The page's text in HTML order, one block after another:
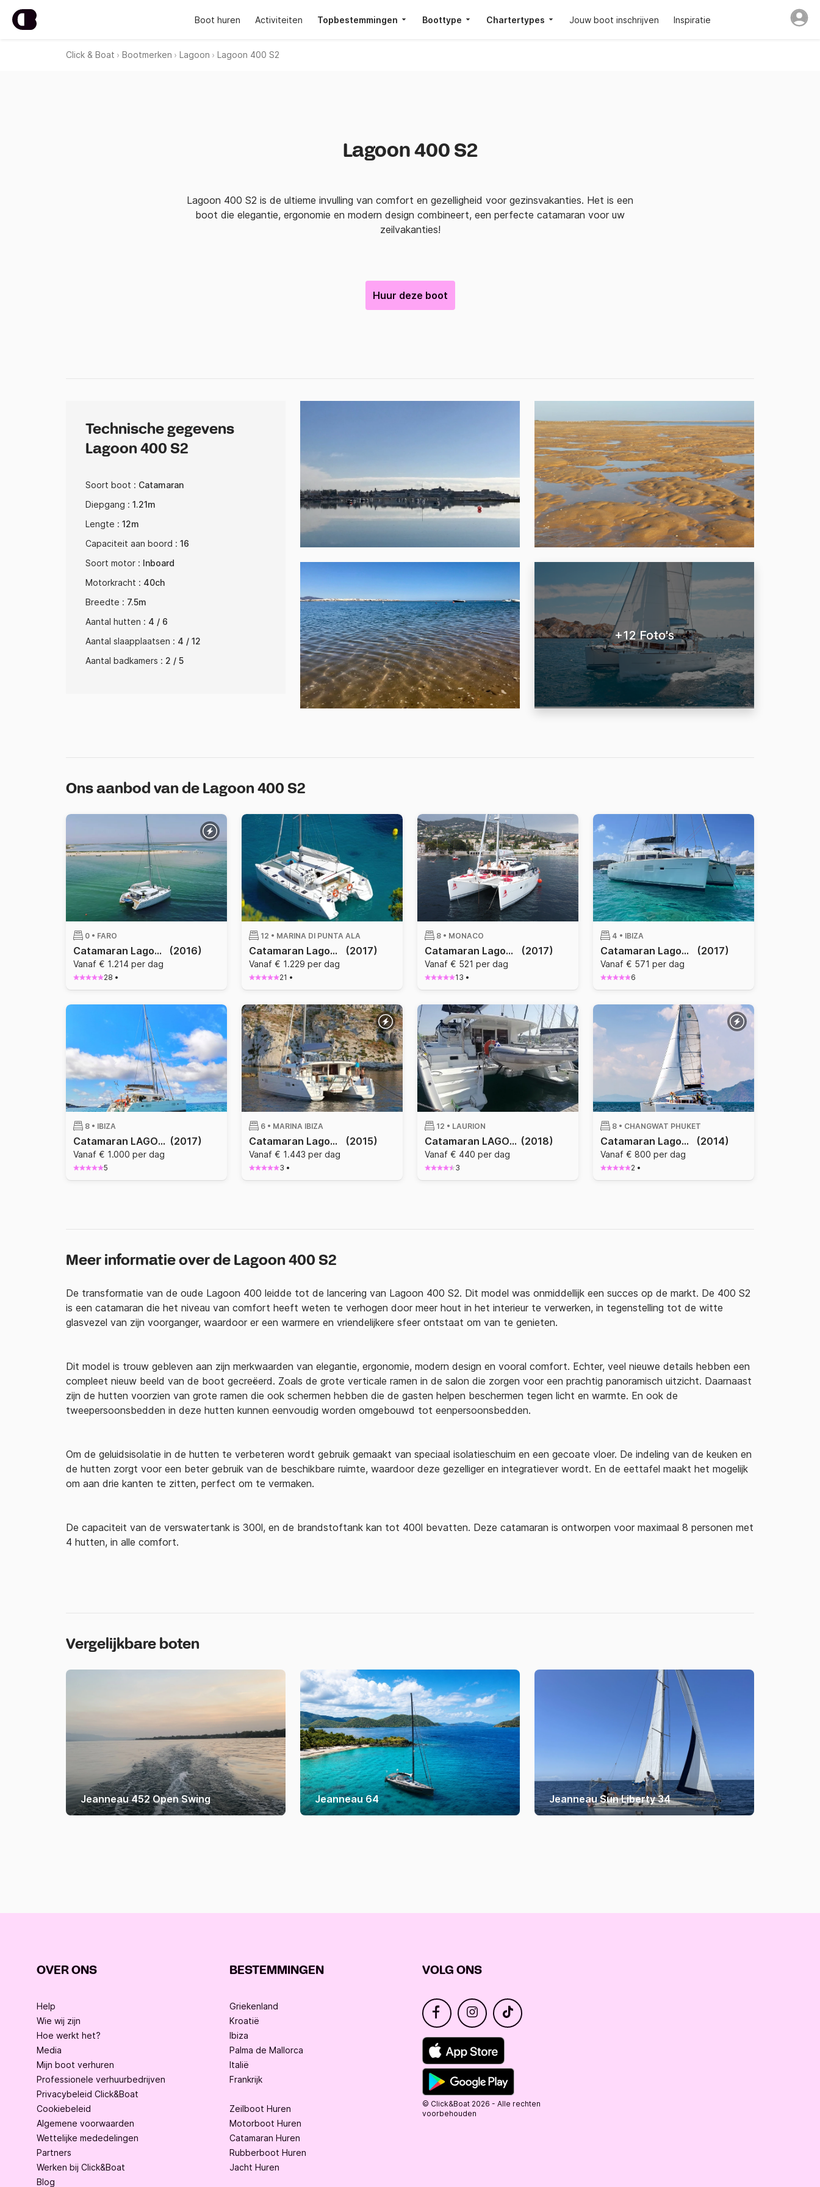
Boot huren Activiteiten Topbestemmingen Boottype Chartertypes Jouw boot inschrijven Inspiratie
Click & Boat Bootmerken Lagoon Lagoon 400 S2
Lagoon 400 S2
Lagoon 400 S2 is de ultieme invulling van comfort en gezelligheid voor gezinsvakanties. Het is een
boot die elegantie, ergonomie en modern design combineert, een perfecte catamaran voor uw
zeilvakanties!
Huur deze boot
Technische gegevens
Lagoon 400 S2
Soort boot : Catamaran
Diepgang : 1.21m
Lengte : 12m
Capaciteit aan boord : 16
Soort motor : Inboard
Motorkracht : 40ch
Breedte : 7.5m
Aantal hutten : 4 / 6
Aantal slaapplaatsen : 4 / 12
Aantal badkamers : 2 / 5
+12 Foto's
Ons aanbod van de Lagoon 400 S2
0 • FARO
Catamaran Lagoon 400 S2 12m (2016)
Vanaf € 1.214 per dag
28 •
12 • MARINA DI PUNTA ALA
Catamaran Lagoon Lagoon 400 S2 11.97m (2017)
Vanaf € 1.229 per dag
21 •
8 • MONACO
Catamaran Lagoon Lagoon 400 S2 11.97m (2017)
Vanaf € 521 per dag
13 •
4 • IBIZA
Catamaran Lagoon Lagoon 400 S2 12m (2017)
Vanaf € 571 per dag
6
8 • IBIZA
Catamaran LAGOON 400 S2 11.97m (2017)
Vanaf € 1.000 per dag
5
6 • MARINA IBIZA
Catamaran Lagoon Lagoon 400 S2 12m (2015)
Vanaf € 1.443 per dag
3 •
12 • LAURION
Catamaran LAGOON 400 S2 11.97m (2018)
Vanaf € 440 per dag
3
8 • CHANGWAT PHUKET
Catamaran Lagoon Lagoon 400 S2 11.97m (2014)
Vanaf € 800 per dag
2 •
Meer informatie over de Lagoon 400 S2
De transformatie van de oude Lagoon 400 leidde tot de lancering van Lagoon 400 S2. Dit model was onmiddellijk een succes op de markt. De 400 S2
is een catamaran die het niveau van comfort heeft weten te verhogen door meer hout in het interieur te verwerken, in tegenstelling tot de witte
glasvezel van zijn voorganger, waardoor er een warmere en vriendelijkere sfeer ontstaat om van te genieten.
Dit model is trouw gebleven aan zijn merkwaarden van elegantie, ergonomie, modern design en vooral comfort. Echter, veel nieuwe details hebben een
compleet nieuw beeld van de boot gecreëerd. Zoals de grote verticale ramen in de salon die zorgen voor een prachtig panoramisch uitzicht. Daarnaast
zijn de hutten voorzien van grote ramen die ook schermen hebben die de gasten helpen beschermen tegen licht en warmte. En ook de
tweepersoonsbedden in deze hutten kunnen eenvoudig worden omgebouwd tot eenpersoonsbedden.
Om de geluidsisolatie in de hutten te verbeteren wordt gebruik gemaakt van speciaal isolatieschuim en een gecoate vloer. De indeling van de keuken en
de hutten zorgt voor een beter gebruik van de beschikbare ruimte, waardoor deze gezelliger en integratiever wordt. En de eettafel maakt het mogelijk
om aan drie kanten te zitten, perfect om te vermaken.
De capaciteit van de verswatertank is 300l, en de brandstoftank kan tot 400l bevatten. Deze catamaran is ontworpen voor maximaal 8 personen met
4 hutten, in alle comfort.
Vergelijkbare boten
Jeanneau 452 Open Swing Jeanneau 64 Jeanneau Sun Liberty 34
OVER ONS
Help
Wie wij zijn
Hoe werkt het?
Media
Mijn boot verhuren
Professionele verhuurbedrijven
Privacybeleid Click&Boat
Cookiebeleid
Algemene voorwaarden
Wettelijke mededelingen
Partners
Werken bij Click&Boat
Blog
BESTEMMINGEN
Griekenland
Kroatië
Ibiza
Palma de Mallorca
Italië
Frankrijk
Zeilboot Huren
Motorboot Huren
Catamaran Huren
Rubberboot Huren
Jacht Huren
VOLG ONS
© Click&Boat 2026 - Alle rechten
voorbehouden